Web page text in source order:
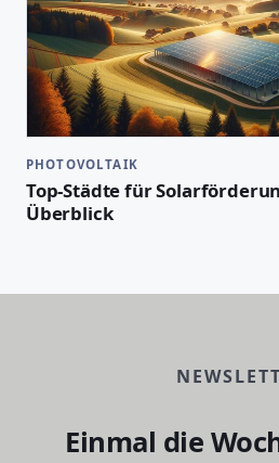
PHOTOVOLTAIK
Top-Städte für
Überblick
Einmal die